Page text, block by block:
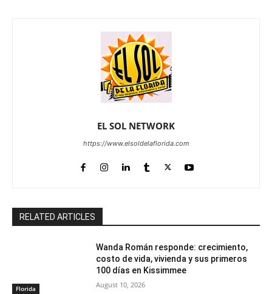
EL SOL NETWORK
https://www.elsoldelaflorida.com
RELATED ARTICLES
Florida
Wanda Román responde: crecimiento,
costo de vida, vivienda y sus primeros
100 días en Kissimmee
August 10, 2026